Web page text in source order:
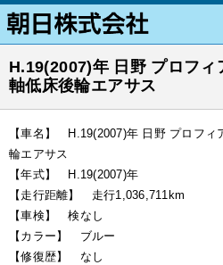
H.19(2007)年 日野 プロフィ
軸低床後輪エアサス
【車名】 H.19(2007)年 日野 プロフィ
輪エアサス
【年式】 H.19(2007)年
【走行距離】 走行1,036,711km
【車検】 検なし
【カラー】 ブルー
【修復歴】 なし